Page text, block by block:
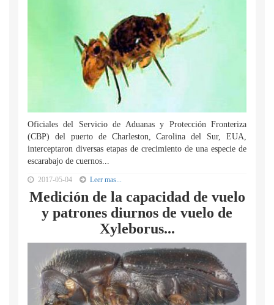
Oficiales del Servicio de Aduanas y Protección Fronteriza
(CBP) del puerto de Charleston, Carolina del Sur, EUA,
interceptaron diversas etapas de crecimiento de una especie de
escarabajo de cuernos...
2017-05-04 Leer mas...
Medición de la capacidad de vuelo
y patrones diurnos de vuelo de
Xyleborus...